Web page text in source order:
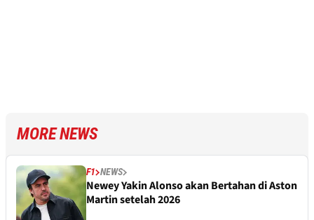
MORE NEWS
F1 NEWS
Newey Yakin Alonso akan Bertahan di Aston
Martin setelah 2026